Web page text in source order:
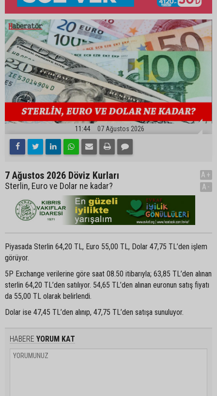
11:44 07 Ağustos 2026
7 Ağustos 2026 Döviz Kurları
Sterlin, Euro ve Dolar ne kadar?
A+
A-
Piyasada Sterlin 64,20 TL, Euro 55,00 TL, Dolar 47,75 TL’den işlem
görüyor.
5P Exchange verilerine göre saat 08.50 itibarıyla; 63,85 TL’den alınan
sterlin 64,20 TL’den satılıyor. 54,65 TL’den alınan euronun satış fiyatı
da 55,00 TL olarak belirlendi.
Dolar ise 47,45 TL’den alınıp, 47,75 TL’den satışa sunuluyor.
HABERE YORUM KAT